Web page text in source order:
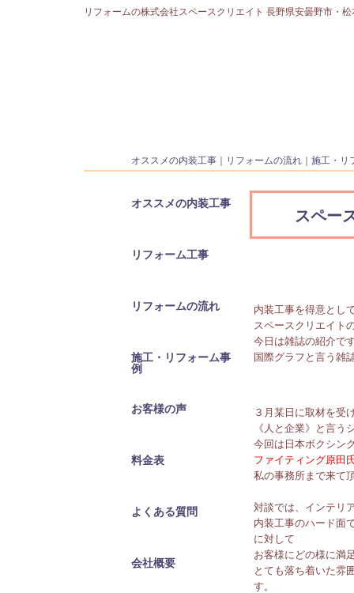
リフォームの株式会社スペースクリエイト 長野県安曇野市・
オススメの内装工事 リフォームの流れ 施工・リ
オススメの内装工事
リフォーム工事
リフォームの流れ
施工・リフォーム事
例
お客様の声
料金表
よくある質問
会社概要
スペー
内装工事を得意とし
スペースクリエイト
今日は雑誌の紹介で
国際グラフと言う雑
３月某日に取材を受
《人と企業》と言う
今回は日本ボクシン
ファイティング原田
私の事務所まで来て
対談では、インテリ
内装工事のハード面
に対して
お客様にどの様に満
とても落ち着いた雰
す。